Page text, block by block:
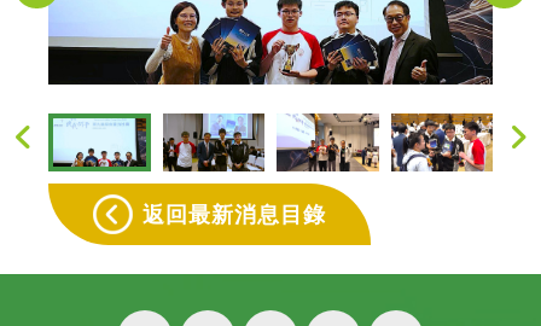
返回最新消息目錄